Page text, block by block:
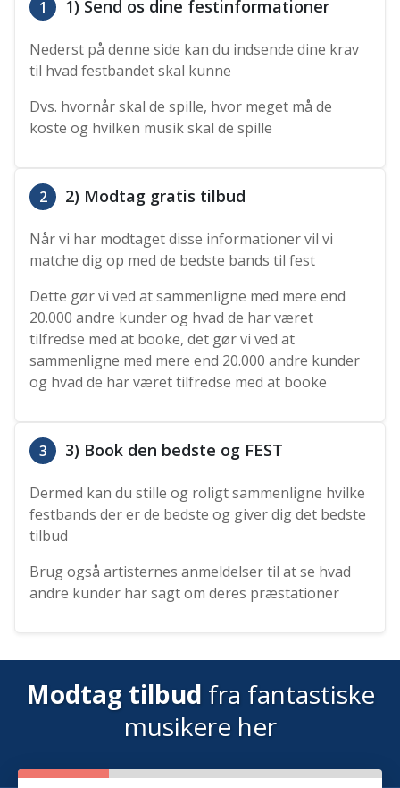
1 1) Send os dine festinformationer
Nederst på denne side kan du indsende dine krav
til hvad festbandet skal kunne
Dvs. hvornår skal de spille, hvor meget må de
koste og hvilken musik skal de spille
2 2) Modtag gratis tilbud
Når vi har modtaget disse informationer vil vi
matche dig op med de bedste bands til fest
Dette gør vi ved at sammenligne med mere end
20.000 andre kunder og hvad de har været
tilfredse med at booke, det gør vi ved at
sammenligne med mere end 20.000 andre kunder
og hvad de har været tilfredse med at booke
3 3) Book den bedste og FEST
Dermed kan du stille og roligt sammenligne hvilke
festbands der er de bedste og giver dig det bedste
tilbud
Brug også artisternes anmeldelser til at se hvad
andre kunder har sagt om deres præstationer
Modtag tilbud fra fantastiske
musikere her